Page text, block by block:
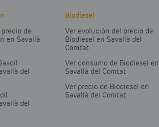
de
en Savallà
del
del
Biodiesel
Ver evolución del precio de
Biodiesel en Savallà del
Comtat
Ver consumo de Biodiesel en
Savallà del Comtat
Ver precio de Biodiesel en
Savallà del Comtat